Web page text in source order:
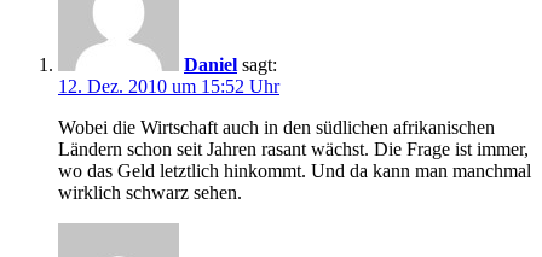
Daniel sagt:
12. Dez. 2010 um 15:52 Uhr
Wobei die Wirtschaft auch in den südlichen afrikanischen
Ländern schon seit Jahren rasant wächst. Die Frage ist immer,
wo das Geld letztlich hinkommt. Und da kann man manchmal
wirklich schwarz sehen.